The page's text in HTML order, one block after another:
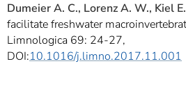
Dumeier A. C., Lorenz A. W., Kiel
facilitate freshwater
Limnologica 69: 24-27,
DOI:10.1016/j.limno.2017.11.001